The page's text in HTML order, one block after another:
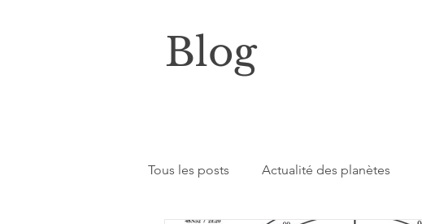
Blog
Tous les posts Actualité des planètes